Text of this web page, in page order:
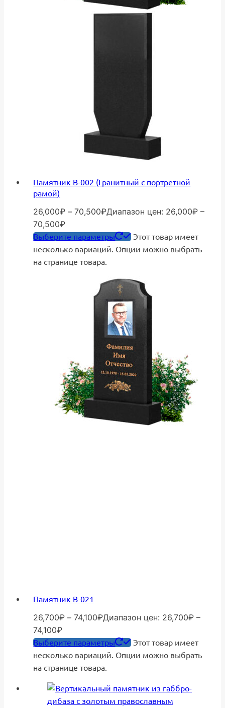
Памятник В-002 (Гранитный с портретной
рамой)
26,000₽ – 70,500₽Диапазон цен: 26,000₽ –
70,500₽
Выберите параметры
Этот товар имеет
несколько вариаций. Опции можно выбрать
на странице товара.
Памятник В-021
26,700₽ – 74,100₽Диапазон цен: 26,700₽ –
74,100₽
Выберите параметры
Этот товар имеет
несколько вариаций. Опции можно выбрать
на странице товара.